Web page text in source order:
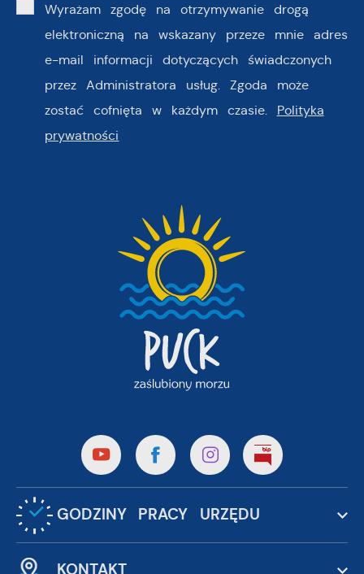
Wyrażam zgodę na otrzymywanie drogą
elektroniczną na wskazany przeze mnie adres
e-mail informacji dotyczących świadczonych
przez Administratora usług. Zgoda może
zostać cofnięta w każdym czasie. Polityka
prywatności
GODZINY PRACY URZĘDU